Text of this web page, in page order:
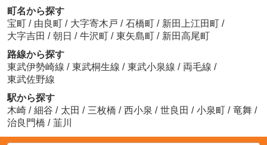
町名から探す
宝町 / 由良町 / 大字寄木戸 / 石橋町 / 新田上江田町 /
大字吉田 / 朝日 / 牛沢町 / 東矢島町 / 新田高尾町
路線から探す
東武伊勢崎線 / 東武桐生線 / 東武小泉線 / 両毛線 /
東武佐野線
駅から探す
木崎 / 細谷 / 太田 / 三枚橋 / 西小泉 / 世良田 / 小泉町 / 竜舞 /
治良門橋 / 韮川